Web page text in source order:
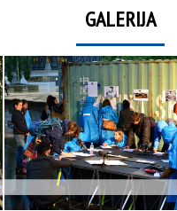
GALERIJA